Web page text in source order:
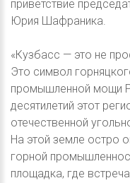
приветствие
Юрия Шафраника.
«Кузбасс — это не
Это символ
промышленной мощи
десятилетий этот
отечественной
На этой земле остро
горной
площадка, где